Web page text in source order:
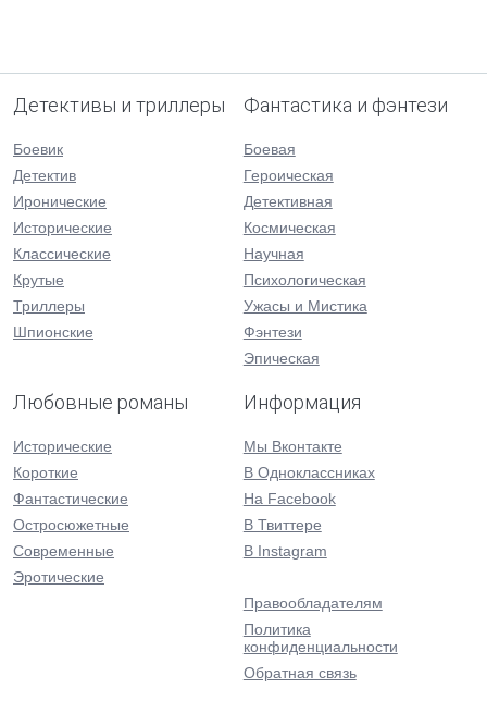
Детективы и триллеры
Боевик
Детектив
Иронические
Исторические
Классические
Крутые
Триллеры
Шпионские
Фантастика и фэнтези
Боевая
Героическая
Детективная
Космическая
Научная
Психологическая
Ужасы и Мистика
Фэнтези
Эпическая
Любовные романы
Исторические
Короткие
Фантастические
Остросюжетные
Современные
Эротические
Информация
Мы Вконтакте
В Одноклассниках
На Facebook
В Твиттере
В Instagram
Правообладателям
Политика
конфиденциальности
Обратная связь